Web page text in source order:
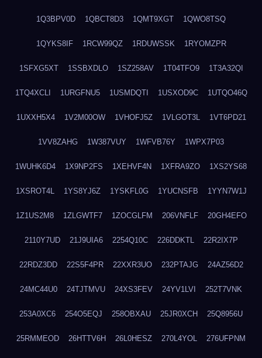
1Q3BPV0D 1QBCT8D3 1QMT9XGT 1QWO8TSQ
1QYKS8IF 1RCW99QZ 1RDUWSSK 1RYOMZPR
1SFXG5XT 1SSBXDLO 1SZ258AV 1T04TFO9 1T3A32QI
1TQ4XCLI 1URGFNU5 1USMDQTI 1USXOD9C 1UTQO46Q
1UXXH5X4 1V2M00OW 1VHOFJ5Z 1VLGOT3L 1VT6PD21
1VV8ZAHG 1W387VUY 1WFVB76Y 1WPX7P03
1WUHK6D4 1X9NP2FS 1XEHVF4N 1XFRA9ZO 1XS2YS68
1XSROT4L 1YS8YJ6Z 1YSKFL0G 1YUCNSFB 1YYN7W1J
1Z1US2M8 1ZLGWTF7 1ZOCGLFM 206VNFLF 20GH4EFO
2110Y7UD 21J9UIA6 2254Q10C 226DDKTL 22R2IX7P
22RDZ3DD 22S5F4PR 22XXR3UO 232PTAJG 24AZ56D2
24MC44U0 24TJTMVU 24XS3FEV 24YV1LVI 252T7VNK
253A0XC6 254O5EQJ 258OBXAU 25JR0XCH 25Q8956U
25RMMEOD 26HTTV6H 26L0HESZ 270L4YOL 276UFPNM